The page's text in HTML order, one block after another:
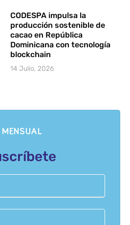
CODESPA impulsa la
producción sostenible de
cacao en República
Dominicana con tecnología
blockchain
14 Julio, 2026